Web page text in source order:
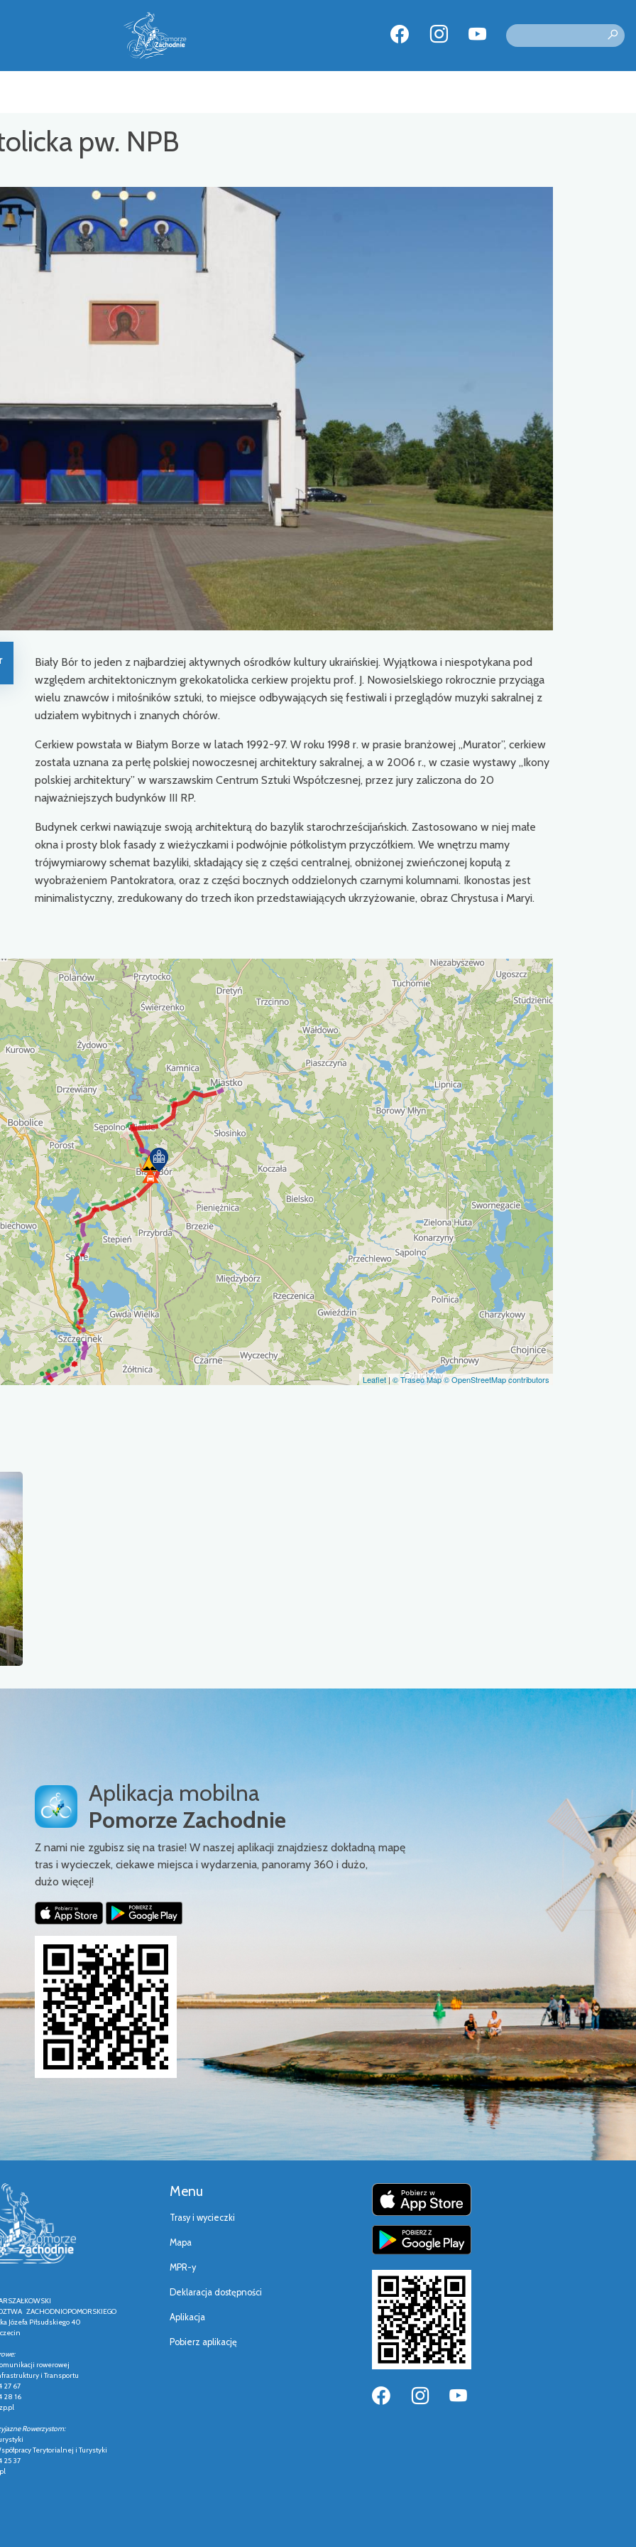
pw. NPB
Biały Bór to jeden z najbardziej aktywnych ośrodków kultury ukraińskiej. Wyjątkowa i niespotykana pod
względem architektonicznym grekokatolicka cerkiew projektu prof. J. Nowosielskiego rokrocznie przyciąga
wielu znawców i miłośników sztuki, to miejsce odbywających się festiwali i przeglądów muzyki sakralnej z
udziałem wybitnych i znanych chórów.
Cerkiew powstała w Białym Borze w latach 1992-97. W roku 1998 r. w prasie branżowej „Murator”, cerkiew
została uznana za perłę polskiej nowoczesnej architektury sakralnej, a w 2006 r., w czasie wystawy „Ikony
polskiej architektury” w warszawskim Centrum Sztuki Współczesnej, przez jury zaliczona do 20
najważniejszych budynków III RP.
Budynek cerkwi nawiązuje swoją architekturą do bazylik starochrześcijańskich. Zastosowano w niej małe
okna i prosty blok fasady z wieżyczkami i podwójnie półkolistym przyczółkiem. We wnętrzu mamy
trójwymiarowy schemat bazyliki, składający się z części centralnej, obniżonej zwieńczonej kopułą z
wyobrażeniem Pantokratora, oraz z części bocznych oddzielonych czarnymi kolumnami. Ikonostas jest
minimalistyczny, zredukowany do trzech ikon przedstawiających ukrzyżowanie, obraz Chrystusa i Maryi.
Leaflet | © Traseo Map© OpenStreetMap contributors
Aplikacja mobilna
Pomorze Zachodnie
Z nami nie zgubisz się na trasie! W naszej aplikacji znajdziesz dokładną mapę
tras i wycieczek, ciekawe miejsca i wydarzenia, panoramy 360 i dużo,
dużo więcej!
ZACHODNIOPOMORSKIEGO
Józefa Piłsudskiego 40
rowerowej
i Transportu
27 67
28 16
Rowerzystom:
Terytorialnej i Turystyki
25 37
Menu
Trasy i wycieczki
Mapa
MPR-y
Deklaracja dostępności
Aplikacja
Pobierz aplikację